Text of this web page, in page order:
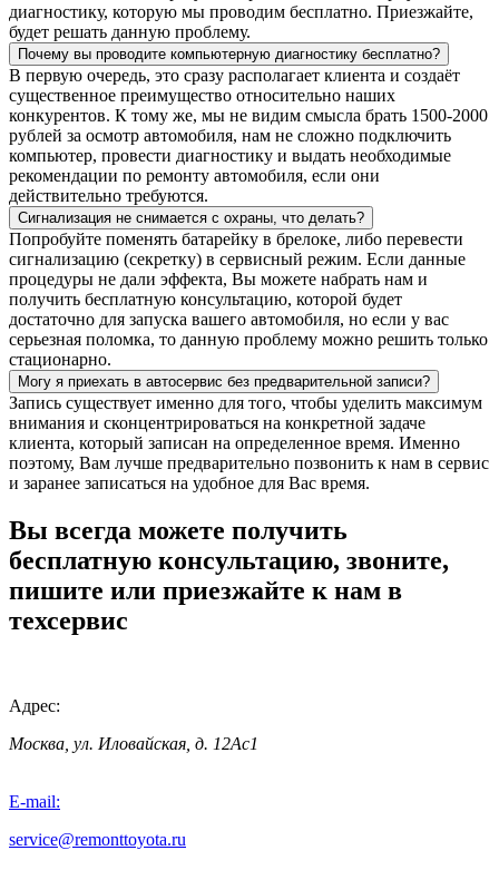
диагностику, которую мы проводим бесплатно. Приезжайте,
будет решать данную проблему.
Почему вы проводите компьютерную диагностику бесплатно?
В первую очередь, это сразу располагает клиента и создаёт
существенное преимущество относительно наших
конкурентов. К тому же, мы не видим смысла брать 1500-2000
рублей за осмотр автомобиля, нам не сложно подключить
компьютер, провести диагностику и выдать необходимые
рекомендации по ремонту автомобиля, если они
действительно требуются.
Сигнализация не снимается с охраны, что делать?
Попробуйте поменять батарейку в брелоке, либо перевести
сигнализацию (секретку) в сервисный режим. Если данные
процедуры не дали эффекта, Вы можете набрать нам и
получить бесплатную консультацию, которой будет
достаточно для запуска вашего автомобиля, но если у вас
серьезная поломка, то данную проблему можно решить только
стационарно.
Могу я приехать в автосервис без предварительной записи?
Запись существует именно для того, чтобы уделить максимум
внимания и сконцентрироваться на конкретной задаче
клиента, который записан на определенное время. Именно
поэтому, Вам лучше предварительно позвонить к нам в сервис
и заранее записаться на удобное для Вас время.
Вы всегда можете получить
бесплатную консультацию, звоните,
пишите или приезжайте к нам в
техсервис
Адрес:
Москва, ул. Иловайская, д. 12Ас1
E-mail:
service@remonttoyota.ru